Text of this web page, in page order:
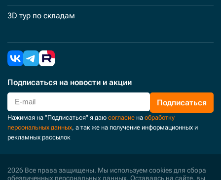
3D тур по складам
Подписаться на новости и акции
Подписаться
Нажимая на "Подписаться" я даю согласие на обработку
персональных данных, а так же на получение информационных и
рекламных рассылок
2026 Все права защищены. Мы используем cookies для сбора
обезличенных персональных данных. Оставаясь на сайте, вы